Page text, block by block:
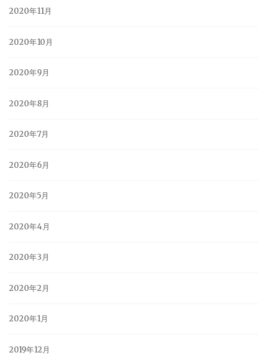
2020年11月
2020年10月
2020年9月
2020年8月
2020年7月
2020年6月
2020年5月
2020年4月
2020年3月
2020年2月
2020年1月
2019年12月